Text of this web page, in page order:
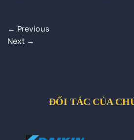
← Previous
Next →
ĐỐI TÁC CỦA